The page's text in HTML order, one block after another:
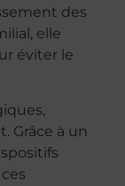
des
elle
éviter le
Grâce à un